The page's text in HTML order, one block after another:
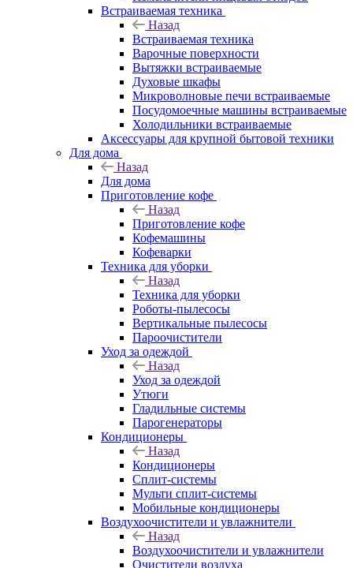
Встраиваемая техника
Назад
Встраиваемая техника
Варочные поверхности
Вытяжки встраиваемые
Духовые шкафы
Микроволновые печи встраиваемые
Посудомоечные машины встраиваемые
Холодильники встраиваемые
Аксессуары для крупной бытовой техники
Для дома
Назад
Для дома
Приготовление кофе
Назад
Приготовление кофе
Кофемашины
Кофеварки
Техника для уборки
Назад
Техника для уборки
Роботы-пылесосы
Вертикальные пылесосы
Пароочистители
Уход за одеждой
Назад
Уход за одеждой
Утюги
Гладильные системы
Парогенераторы
Кондиционеры
Назад
Кондиционеры
Сплит-системы
Мульти сплит-системы
Мобильные кондиционеры
Воздухоочистители и увлажнители
Назад
Воздухоочистители и увлажнители
Очистители воздуха